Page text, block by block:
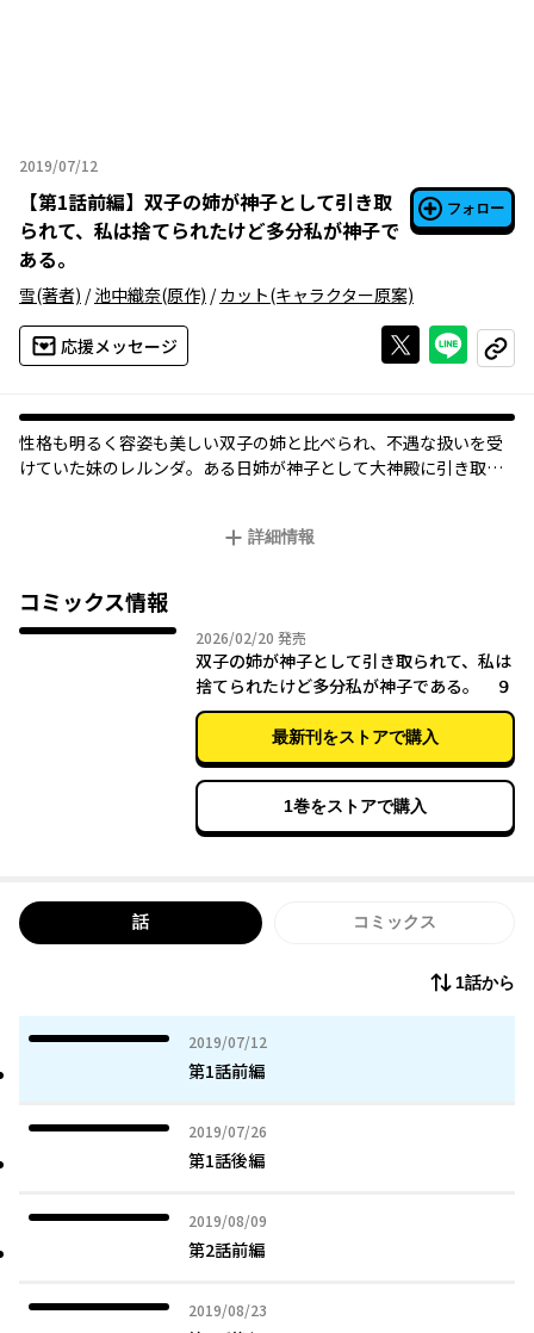
2019/07/12
2019年07月12日
【第1話前編】 双子の姉が神子として引き取
られて、私は捨てられたけど多分私が神子で
ある。
フォロー
雪(著者) /池中織奈(原作) /カット(キャラクター原案)
応援メッセージ Xで投稿する
ライン
コピー
性格も明るく容姿も美しい双子の姉と比べられ、不遇な扱いを受
けていた妹のレルンダ。ある日姉が神子として大神殿に引き取ら
ンと空を飛ぶ馬(スカイホース)で……。
詳細情報
コミックス情報
2026/02/20 2026年02月20日
発売
双子の姉が神子として引き取られて、私は
捨てられたけど多分私が神子である。 ９
最新刊をストアで購入
1巻をストアで購入
話 コミックス
1話から
2019/07/12
2019年07月12日
第1話前編
2019/07/26
2019年07月26日
第1話後編
2019/08/09
2019年08月09日
第2話前編
2019/08/23
2019年08月23日